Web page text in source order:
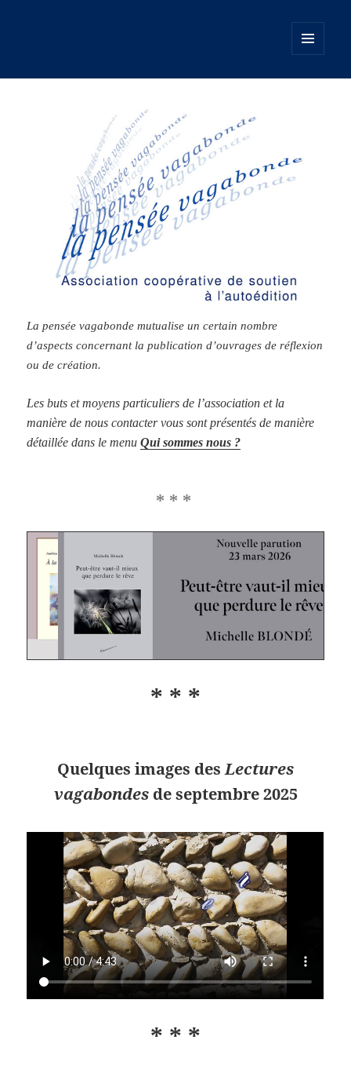
La pensée vagabonde mutualise un certain nombre
d’aspects concernant la publication d’ouvrages de réflexion
ou de création.
Les buts et moyens particuliers de l’association et la
manière de nous contacter vous sont présentés de manière
détaillée dans le menuQui sommes nous ?
* * *
* * *
Quelques images desLectures
vagabondes de septembre 2025
* * *